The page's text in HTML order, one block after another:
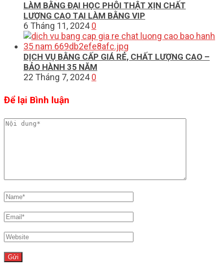
LÀM BẰNG ĐẠI HỌC PHÔI THẬT XỊN CHẤT
LƯỢNG CAO TẠI LÀM BẰNG VIP
6 Tháng 11, 2024 0
DỊCH VỤ BẰNG CẤP GIÁ RẺ, CHẤT LƯỢNG CAO –
BẢO HÀNH 35 NĂM
22 Tháng 7, 2024 0
Để lại Bình luận